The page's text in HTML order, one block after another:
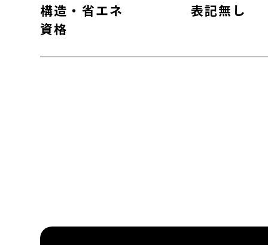
構造・省エネ
資格
表記無し